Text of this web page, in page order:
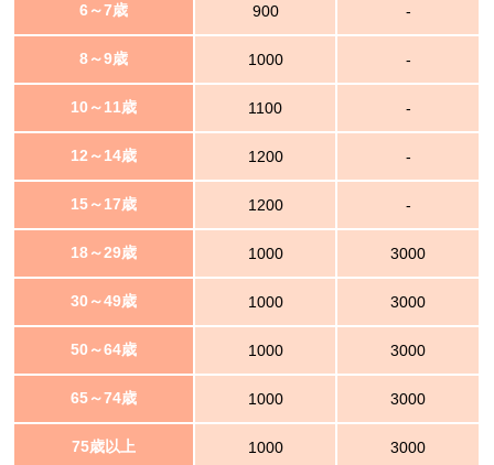
6～7歳 900 -
8～9歳 1000 -
10～11歳 1100 -
12～14歳 1200 -
15～17歳 1200 -
18～29歳 1000 3000
30～49歳 1000 3000
50～64歳 1000 3000
65～74歳 1000 3000
75歳以上 1000 3000